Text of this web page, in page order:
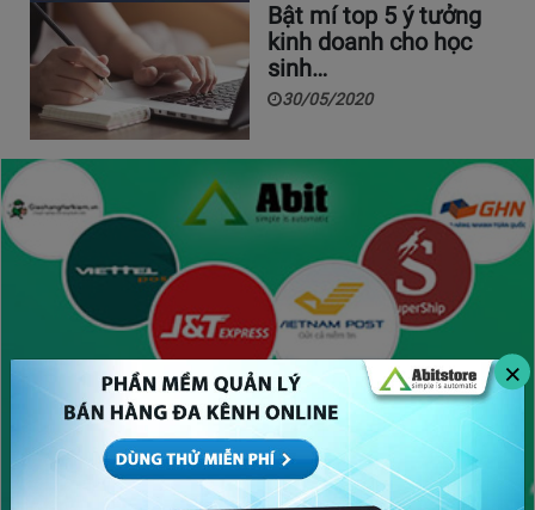
×
Bật mí top 5 ý tưởng
kinh doanh cho học
sinh…
30/05/2020